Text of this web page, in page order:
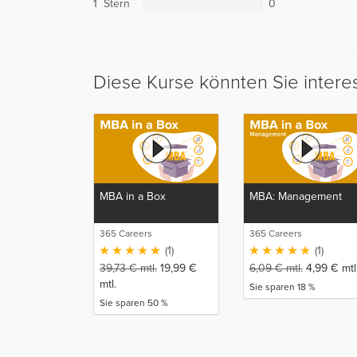
1 Stern
0
Diese Kurse könnten Sie
MBA in a Box
365 Careers
(1)
39,73€mtl. 19,99 €
mtl.
Sie sparen 50 %
MBA: Management
365 Careers
(1)
6,09€mtl. 4,99 €
Sie sparen 18 %